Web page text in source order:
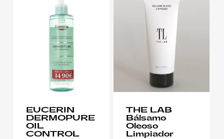
EUCERIN
DERMOPURE
OIL
CONTROL
THE LAB
Bálsamo
Oleoso
Limpiador